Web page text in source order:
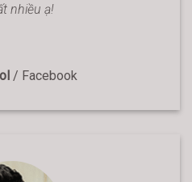
nhiều ạ!
/ Facebook